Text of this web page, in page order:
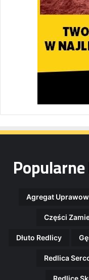
Agregat
Części
Dłuto Redlicy
Redlica
Redlice